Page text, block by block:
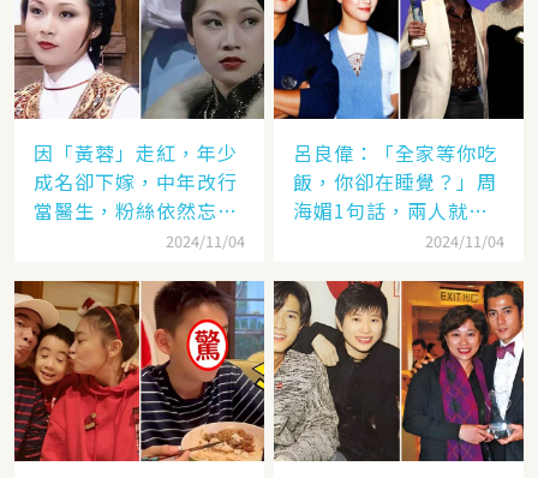
因「黃蓉」走紅，年少
成名卻下嫁，中年改行
當醫生，粉絲依然忘不
2024/11/04
呂良偉：「全家等你吃
飯，你卻在睡覺？」周
海媚1句話，兩人就此
2024/11/04